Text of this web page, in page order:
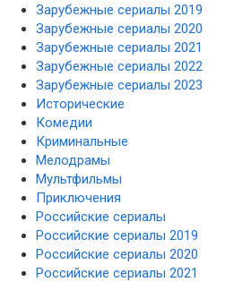
Зарубежные сериалы 2019
Зарубежные сериалы 2020
Зарубежные сериалы 2021
Зарубежные сериалы 2022
Зарубежные сериалы 2023
Исторические
Комедии
Криминальные
Мелодрамы
Мультфильмы
Приключения
Российские сериалы
Российские сериалы 2019
Российские сериалы 2020
Российские сериалы 2021